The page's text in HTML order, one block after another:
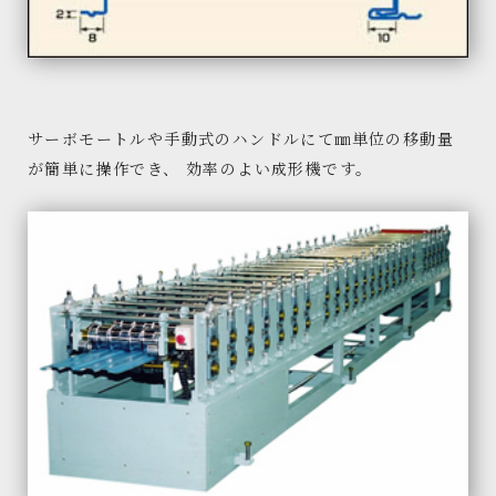
サーボモートルや手動式のハンドルにて㎜単位の移動量
が簡単に操作でき、 効率のよい成形機です。